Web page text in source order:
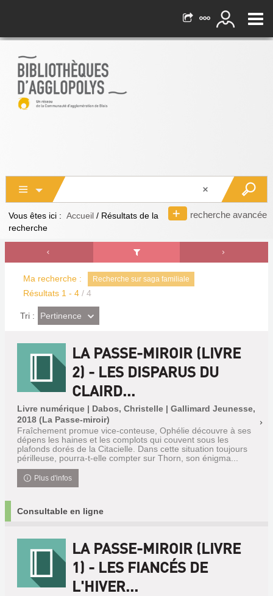
recherche avancée
Vous êtes ici : Accueil / Résultats de la
recherche
Ma recherche : Recherche sur saga familiale
Résultats 1 - 4 / 4
Tri : (Effet
imédiat)
Pertinence
LA PASSE-MIROIR (LIVRE
2) - LES DISPARUS DU
CLAIRD...
Livre numérique | Dabos, Christelle | Gallimard Jeunesse,
2018 (La Passe-miroir)
Fraîchement promue vice-conteuse, Ophélie découvre à ses
dépens les haines et les complots qui couvent sous les
plafonds dorés de la Citacielle. Dans cette situation toujours
périlleuse, pourra-t-elle compter sur Thorn, son énigma...
Plus d'infos
Consultable en ligne
LA PASSE-MIROIR (LIVRE
1) - LES FIANCÉS DE
L'HIVER...